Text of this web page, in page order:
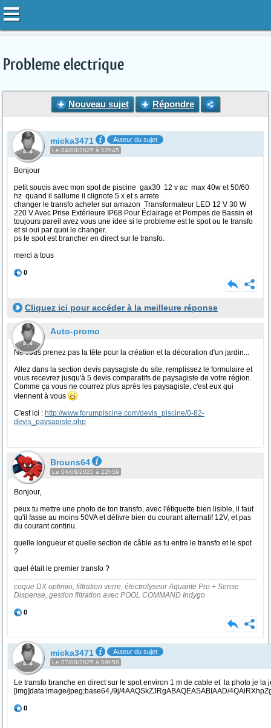
Probleme electrique
Nouveau sujet Répondre
micka3471 Auteur du sujet
Le 04/08/2025 à 12h45
Bonjour
petit soucis avec mon spot de piscine gax30 12 v ac max 40w et 50/60
hz quand il sallume il clignote 5 x et s arrete.
changer le transfo acheter sur amazon Transformateur LED 12 V 30 W
220 V Avec Prise Extérieure IP68 Pour Éclairage et Pompes de Bassin et
toujours pareil avez vous une idee si le probleme est le spot ou le transfo
et si oui par quoi le changer.
ps le spot est brancher en direct sur le transfo.
merci a tous
0
Cliquez ici pour accéder à la meilleure réponse
Auto-promo
Ne vous prenez pas la tête pour la création et la décoration d'un jardin...
Allez dans la section devis paysagiste du site, remplissez le formulaire et
vous recevrez jusqu'à 5 devis comparatifs de paysagiste de votre région.
Comme ça vous ne courrez plus après les paysagiste, c'est eux qui
viennent à vous
C'est ici : http://www.forumpiscine.com/devis_piscine/0-82-
devis_paysagiste.php
Brouns64
Le 04/08/2025 à 12h59
Bonjour,
peux tu mettre une photo de ton transfo, avec l'étiquette bien lisible, il faut
qu'il fasse au moins 50VA et délivre bien du courant alternatif 12V, et pas
du courant continu.
quelle longueur et quelle section de câble as tu entre le transfo et le spot
?
quel était le premier transfo ?
coque DX optimio, filtration verre, électrolyseur Aquarite Pro + Sense
Dispense, gestion filtration avec POOL COMMAND Indygo
0
micka3471 Auteur du sujet
Le 07/08/2025 à 09h59
Le transfo branche en direct sur le spot environ 1 m de cable et la photo je la
0